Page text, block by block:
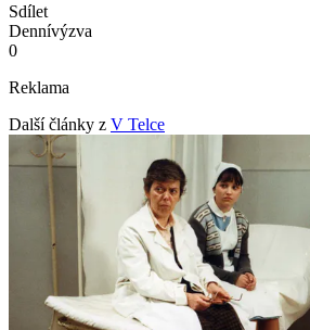
Sdílet
Dennívýzva
0
Reklama
Další články z V Telce